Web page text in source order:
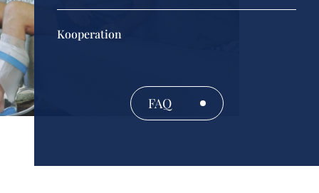
Kooperation
FAQ